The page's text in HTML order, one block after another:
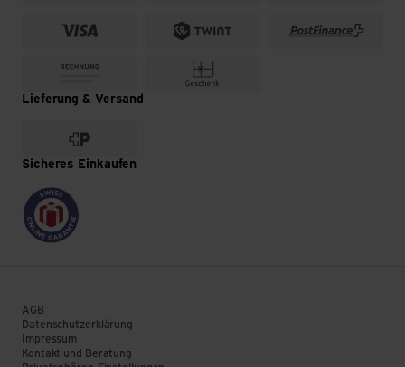
Lieferung & Versand
Sicheres Einkaufen
AGB
Datenschutzerklärung
Impressum
Kontakt und Beratung